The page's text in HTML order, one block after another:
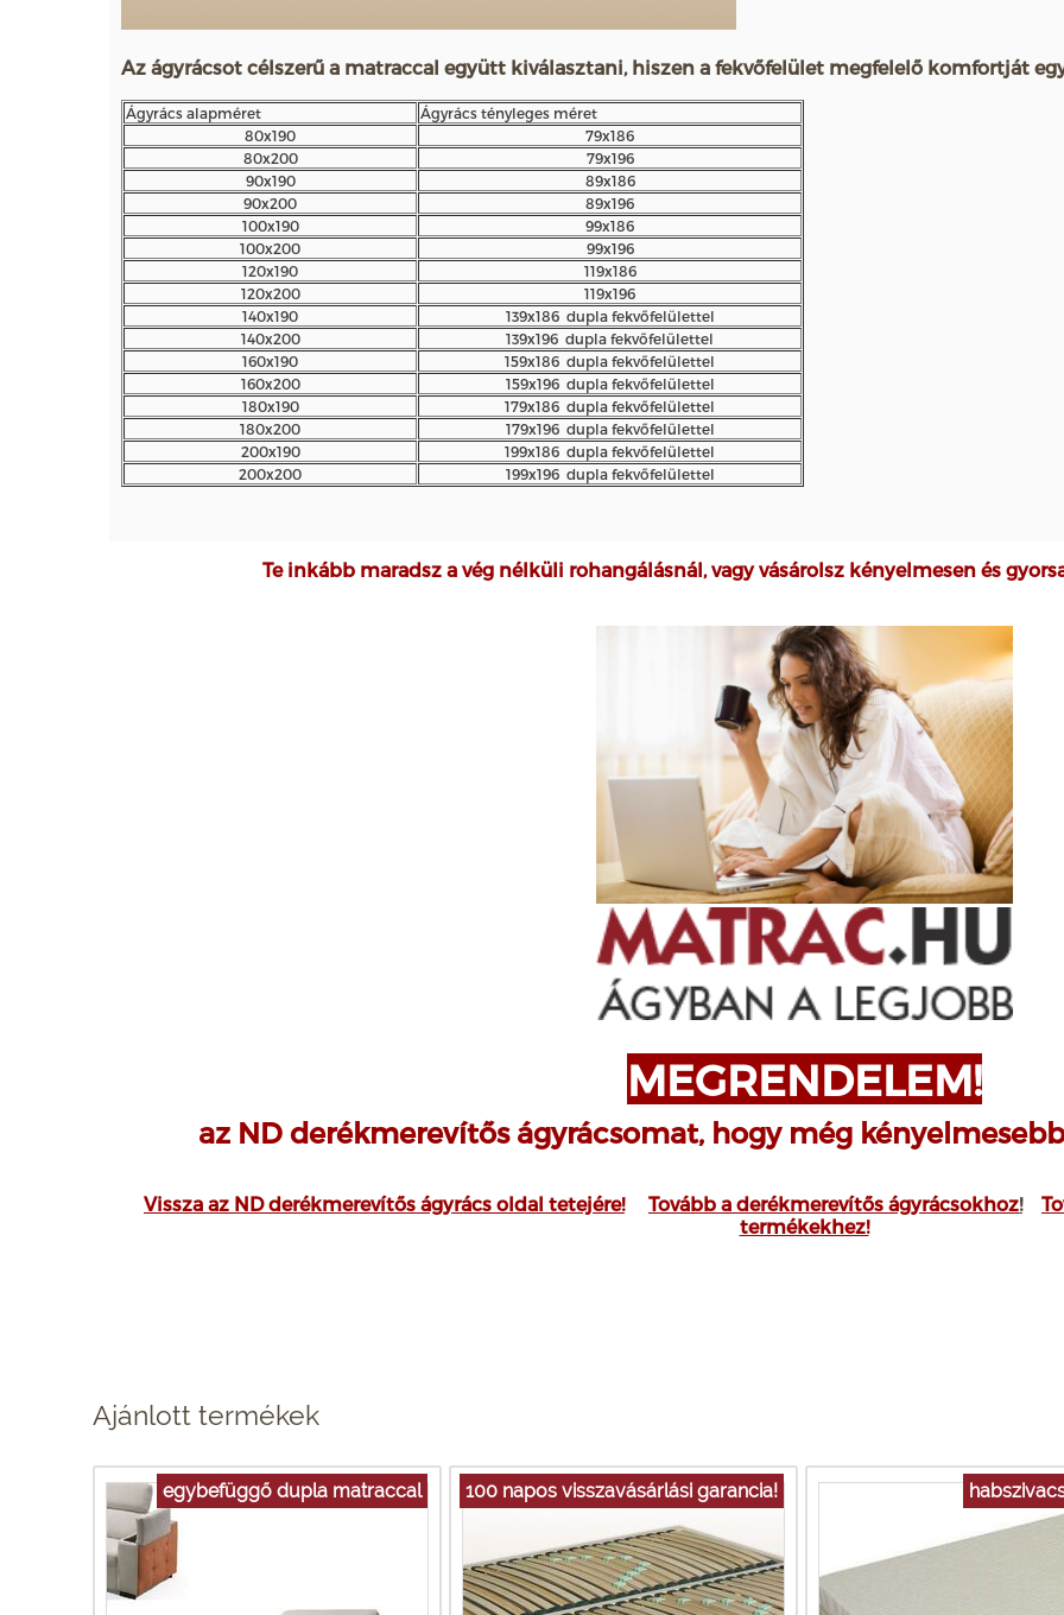
Az ágyrácsot célszerű a matraccal együtt kiválasztani, hiszen a fekvőfelület megfelelő komfortját
Ágyrács alapméret
Ágyrács tényleges méret
80x190
79x186
80x200
79x196
90x190
89x186
90x200
89x196
100x190
99x186
100x200
99x196
120x190
119x186
120x200
119x196
140x190
139x186 dupla fekvőfelülettel
140x200
139x196 dupla fekvőfelülettel
160x190
159x186 dupla fekvőfelülettel
160x200
159x196 dupla fekvőfelülettel
180x190
179x186 dupla fekvőfelülettel
180x200
179x196 dupla fekvőfelülettel
200x190
199x186 dupla fekvőfelülettel
200x200
199x196 dupla fekvőfelülettel
Te inkább maradsz a vég nélküli rohangálásnál, vagy vásárolsz kényelmesen és
MEGRENDELEM!
az ND derékmerevítős ágyrácsomat, hogy még
Vissza az ND derékmerevítős ágyrács oldal tetejére! Tovább a derékmerevítős ágyrácsokhoz!
termékekhez!
Ajánlott termékek
egybefüggő dupla matraccal 100 napos visszavásárlási garancia!